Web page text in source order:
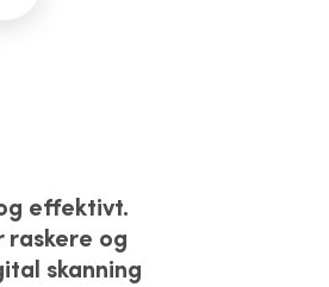
effektivt.
raskere og
skanning